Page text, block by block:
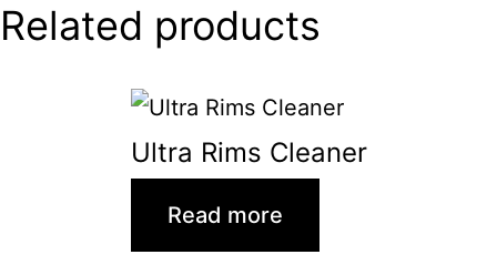
Related products
Ultra Rims Cleaner
Read more